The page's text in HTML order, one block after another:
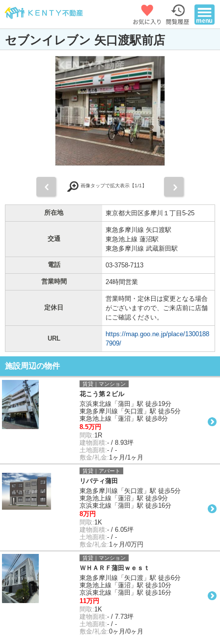
セブンイレブン 矢口渡駅前店
画像タップで拡大表示【1/1】
所在地 東京都大田区多摩川１丁目5-25
交通
東急多摩川線 矢口渡駅
東急池上線 蓮沼駅
東急多摩川線 武蔵新田駅
電話 03-3758-7113
営業時間 24時間営業
定休日
営業時間・定休日は変更となる場合
がございますので、ご来店前に店舗
にご確認ください。
URL
https://map.goo.ne.jp/place/1300188
7909/
施設周辺の物件
賃貸｜マンション
花こう第２ビル
京浜東北線「蒲田」駅 徒歩19分
東急多摩川線「矢口渡」駅 徒歩5分
東急池上線「蓮沼」駅 徒歩8分
8.5万円
間取:1R
建物面積:- / 8.93坪
土地面積:- / -
敷金/礼金:1ヶ月/1ヶ月
賃貸｜アパート
リバティ蒲田
東急多摩川線「矢口渡」駅 徒歩5分
東急池上線「蓮沼」駅 徒歩9分
京浜東北線「蒲田」駅 徒歩16分
8万円
間取:1K
建物面積:- / 6.05坪
土地面積:- / -
敷金/礼金:1ヶ月/0万円
賃貸｜マンション
ＷＨＡＲＦ蒲田ｗｅｓｔ
東急多摩川線「矢口渡」駅 徒歩6分
東急池上線「蓮沼」駅 徒歩10分
京浜東北線「蒲田」駅 徒歩16分
11万円
間取:1K
建物面積:- / 7.73坪
土地面積:- / -
敷金/礼金:0ヶ月/0ヶ月